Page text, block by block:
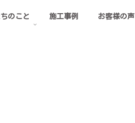
のこと 施工事例 お客様の声